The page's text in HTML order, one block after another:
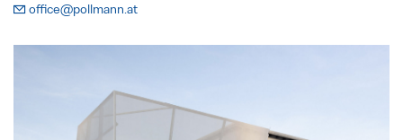
office@pollmann.at